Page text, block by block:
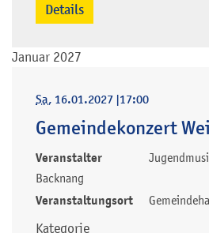
Details
Januar 2027
Sa, 16.01.2027 |17:00
Gemeindekonzert
Veranstalter
Backnang
Veranstaltungsort
Kategorie